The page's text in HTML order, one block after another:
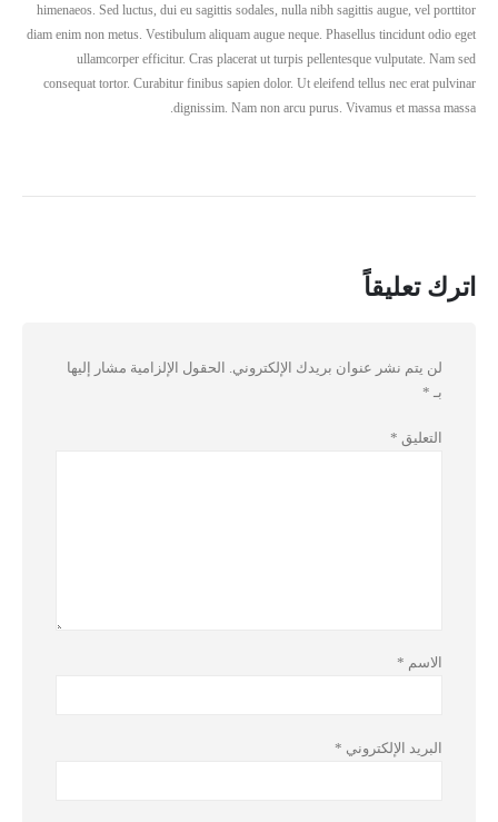
himenaeos. Sed luctus, dui eu sagittis sodales, nulla nibh sagittis augue, vel porttitor
diam enim non metus. Vestibulum aliquam augue neque. Phasellus tincidunt odio eget
ullamcorper efficitur. Cras placerat ut turpis pellentesque vulputate. Nam sed
consequat tortor. Curabitur finibus sapien dolor. Ut eleifend tellus nec erat pulvinar
dignissim. Nam non arcu purus. Vivamus et massa massa.
اترك تعليقاً
لن يتم نشر عنوان بريدك الإلكتروني.
الحقول الإلزامية مشار إليها
بـ *
التعليق *
الاسم *
البريد الإلكتروني *